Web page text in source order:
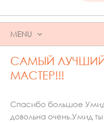
MENU
SKIP
TO
CONTENT
САМЫЙ
МАСТЕР!!!
Спасибо большое
довольна очень.Умид